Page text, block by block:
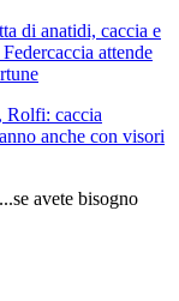
di anatidi, caccia e
attende
Rolfi: caccia
anche con visori
avete bisogno